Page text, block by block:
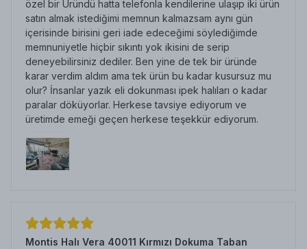
özel bir Üründü hatta telefonla kendilerine ulaşıp iki ürün
satın almak istediğimi memnun kalmazsam aynı gün
içerisinde birisini geri iade edeceğimi söylediğimde
memnuniyetle hiçbir sıkıntı yok ikisini de serip
deneyebilirsiniz dediler. Ben yine de tek bir üründe
karar verdim aldım ama tek ürün bu kadar kusursuz mu
olur? İnsanlar yazık eli dokunması ipek halıları o kadar
paralar döküyorlar. Herkese tavsiye ediyorum ve
üretimde emeği geçen herkese teşekkür ediyorum.
Montis Halı Vera 40011 Kırmızı Dokuma Taban